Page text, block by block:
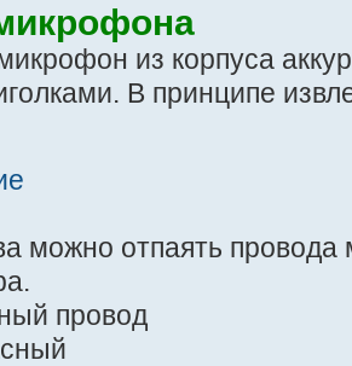
из корпуса
В принципе
можно отпаять
провод